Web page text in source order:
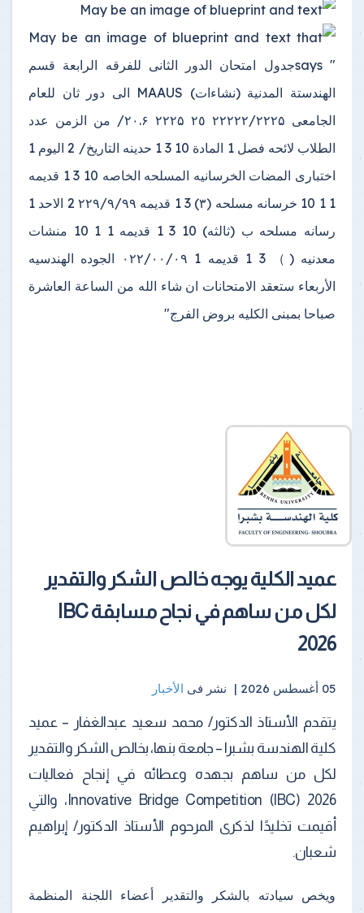
عميد الكلية يوجه خالص الشكر والتقدير
لكل من ساهم في نجاح مسابقة IBC
2026
05 أغسطس 2026 | نشر فى الأخبار
يتقدم الأستاذ الدكتور/ محمد سعيد عبدالغفار – عميد
كلية الهندسة بشبرا – جامعة بنها، بخالص الشكر والتقدير
لكل من ساهم بجهده وعطائه في إنجاح فعاليات
Innovative Bridge Competition (IBC) 2026، والتي
أقيمت تخليدًا لذكرى المرحوم الأستاذ الدكتور/ إبراهيم
شعبان.
ويخص سيادته بالشكر والتقدير أعضاء اللجنة المنظمة